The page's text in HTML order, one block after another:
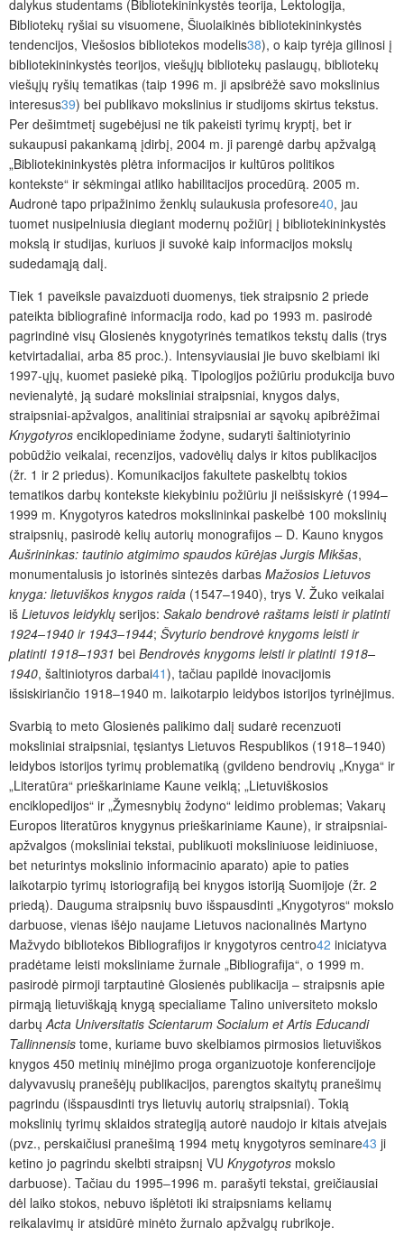
dalykus studentams (Bibliotekininkystės teorija, Lektologija,
Bibliotekų ryšiai su visuomene, Šiuolaikinės bibliotekininkystės
tendencijos, Viešosios bibliotekos modelis38), o kaip tyrėja gilinosi į
bibliotekininkystės teorijos, viešųjų bibliotekų paslaugų, bibliotekų
viešųjų ryšių tematikas (taip 1996 m. ji apsibrėžė savo mokslinius
interesus39) bei publikavo mokslinius ir studijoms skirtus tekstus.
Per dešimtmetį sugebėjusi ne tik pakeisti tyrimų kryptį, bet ir
sukaupusi pakankamą įdirbį, 2004 m. ji parengė darbų apžvalgą
„Bibliotekininkystės plėtra informacijos ir kultūros politikos
kontekste“ ir sėkmingai atliko habilitacijos procedūrą. 2005 m.
Audronė tapo pripažinimo ženklų sulaukusia profesore40, jau
tuomet nusipelniusia diegiant modernų požiūrį į bibliotekininkystės
mokslą ir studijas, kuriuos ji suvokė kaip informacijos mokslų
sudedamąją dalį.
Tiek 1 paveiksle pavaizduoti duomenys, tiek straipsnio 2 priede
pateikta bibliografinė informacija rodo, kad po 1993 m. pasirodė
pagrindinė visų Glosienės knygotyrinės tematikos tekstų dalis (trys
ketvirtadaliai, arba 85 proc.). Intensyviausiai jie buvo skelbiami iki
1997-ųjų, kuomet pasiekė piką. Tipologijos požiūriu produkcija buvo
nevienalytė, ją sudarė moksliniai straipsniai, knygos dalys,
straipsniai-apžvalgos, analitiniai straipsniai ar sąvokų apibrėžimai
Knygotyros enciklopediniame žodyne, sudaryti šaltiniotyrinio
pobūdžio veikalai, recenzijos, vadovėlių dalys ir kitos publikacijos
(žr. 1 ir 2 priedus). Komunikacijos fakultete paskelbtų tokios
tematikos darbų kontekste kiekybiniu požiūriu ji neišsiskyrė (1994–
1999 m. Knygotyros katedros mokslininkai paskelbė 100 mokslinių
straipsnių, pasirodė kelių autorių monografijos ‒ D. Kauno knygos
Aušrininkas: tautinio atgimimo spaudos kūrėjas Jurgis Mikšas,
monumentalusis jo istorinės sintezės darbas Mažosios Lietuvos
knyga: lietuviškos knygos raida (1547–1940), trys V. Žuko veikalai
iš Lietuvos leidyklų serijos: Sakalo bendrovė raštams leisti ir platinti
1924–1940 ir 1943–1944; Švyturio bendrovė knygoms leisti ir
platinti 1918–1931 bei Bendrovės knygoms leisti ir platinti 1918–
1940, šaltiniotyros darbai41), tačiau papildė inovacijomis
išsiskiriančio 1918‒1940 m. laikotarpio leidybos istorijos tyrinėjimus.
Svarbią to meto Glosienės palikimo dalį sudarė recenzuoti
moksliniai straipsniai, tęsiantys Lietuvos Respublikos (1918‒1940)
leidybos istorijos tyrimų problematiką (gvildeno bendrovių „Knyga“ ir
„Literatūra“ prieškariniame Kaune veiklą; „Lietuviškosios
enciklopedijos“ ir „Žymesnybių žodyno“ leidimo problemas; Vakarų
Europos literatūros knygynus prieškariniame Kaune), ir straipsniai-
apžvalgos (moksliniai tekstai, publikuoti moksliniuose leidiniuose,
bet neturintys mokslinio informacinio aparato) apie to paties
laikotarpio tyrimų istoriografiją bei knygos istoriją Suomijoje (žr. 2
priedą). Dauguma straipsnių buvo išspausdinti „Knygotyros“ mokslo
darbuose, vienas išėjo naujame Lietuvos nacionalinės Martyno
Mažvydo bibliotekos Bibliografijos ir knygotyros centro42 iniciatyva
pradėtame leisti moksliniame žurnale „Bibliografija“, o 1999 m.
pasirodė pirmoji tarptautinė Glosienės publikacija ‒ straipsnis apie
pirmąją lietuviškąją knygą specialiame Talino universiteto mokslo
darbųActa Universitatis Scientarum Socialum et Artis Educandi
Tallinnensis tome, kuriame buvo skelbiamos pirmosios lietuviškos
knygos 450 metinių minėjimo proga organizuotoje konferencijoje
dalyvavusių pranešėjų publikacijos, parengtos skaitytų pranešimų
pagrindu (išspausdinti trys lietuvių autorių straipsniai). Tokią
mokslinių tyrimų sklaidos strategiją autorė naudojo ir kitais atvejais
(pvz., perskaičiusi pranešimą 1994 metų knygotyros seminare43 ji
ketino jo pagrindu skelbti straipsnį VU Knygotyros mokslo
darbuose). Tačiau du 1995‒1996 m. parašyti tekstai, greičiausiai
dėl laiko stokos, nebuvo išplėtoti iki straipsniams keliamų
reikalavimų ir atsidūrė minėto žurnalo apžvalgų rubrikoje.